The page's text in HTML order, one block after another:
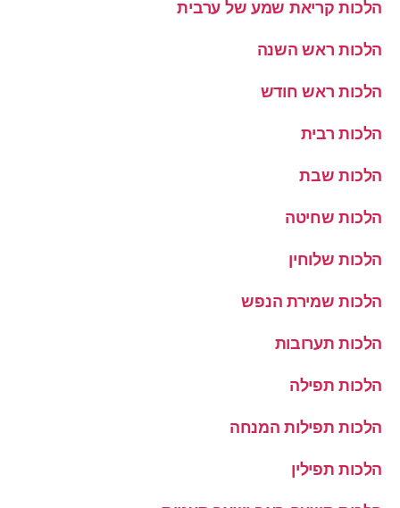
הלכות קריאת שמע של ערבית
הלכות ראש השנה
הלכות ראש חודש
הלכות רבית
הלכות שבת
הלכות שחיטה
הלכות שלוחין
הלכות שמירת הנפש
הלכות תערובות
הלכות תפילה
הלכות תפילות המנחה
הלכות תפילין